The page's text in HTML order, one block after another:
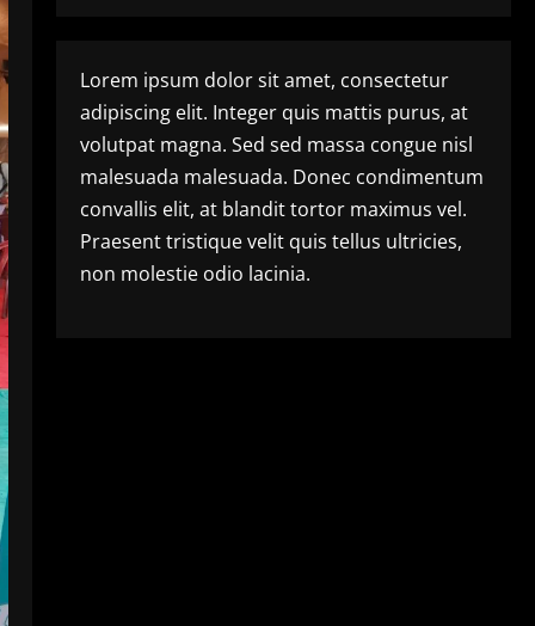
Lorem ipsum dolor sit amet, consectetur
adipiscing elit. Integer quis mattis purus, at
volutpat magna. Sed sed massa congue nisl
malesuada malesuada. Donec condimentum
convallis elit, at blandit tortor maximus vel.
Praesent tristique velit quis tellus ultricies,
non molestie odio lacinia.